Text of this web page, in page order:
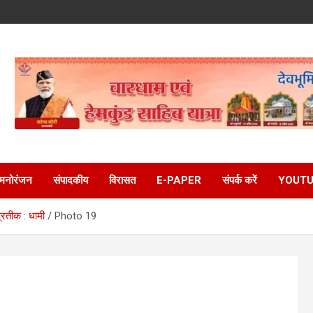
मनोरंजन संपादकीय विरासत E-PAPER संपर्क करें
: धामी Photo 19